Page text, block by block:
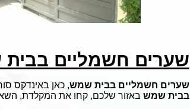
שערים חשמליים
שערים חשמליים בבית שמש, כאן באינדקס
בבית שמש באזור שלכם, קחו את המקלדת,